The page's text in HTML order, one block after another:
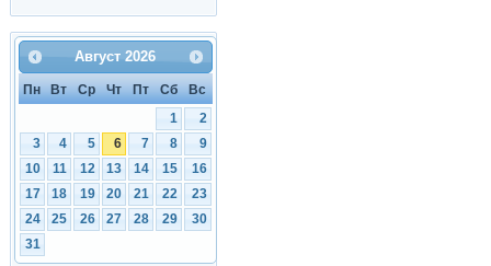
Август 2026
Пн Вт Ср Чт Пт Сб
Вс
1
2
3
4 5 6 7 8
9
10
11 12 13 14 15
16
17
18 19 20 21 22
23
24
25 26 27 28 29
30
31